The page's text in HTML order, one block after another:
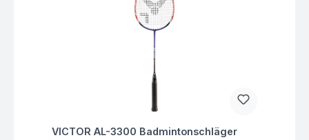
Fragen zum Artikel
VICTOR AL-3300 Badmintonschläger